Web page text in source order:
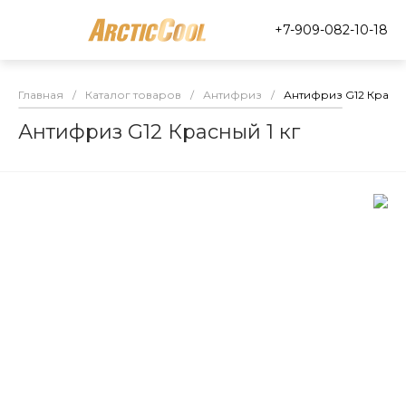
+7-909-082-10-18
Главная / Каталог товаров / Антифриз / Антифриз G12
Антифриз G12 Красный 1 кг